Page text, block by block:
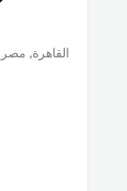
القاهرة, مصر